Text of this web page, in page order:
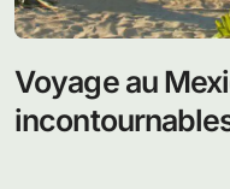
Voyage au